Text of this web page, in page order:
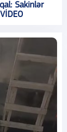
Sakinlər